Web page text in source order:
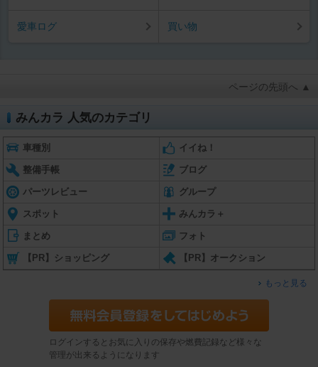
愛車ログ 買い物
ページの先頭へ ▲
みんカラ 人気のカテゴリ
車種別 イイね！
整備手帳 ブログ
パーツレビュー グループ
スポット みんカラ＋
まとめ フォト
【PR】ショッピング 【PR】オークション
もっと見る
ログインするとお気に入りの保存や燃費記録など様々な
管理が出来るようになります